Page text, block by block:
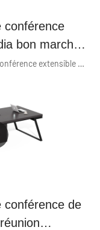
conférence
bon marché
économique
Après la liste de la table de conférence extensible multimédia bon marché Best Choice mdf 8 places, avec ses fonctions différenciées, elle répond non seulement aux besoins réels des clients, mais apporte également une expérience à plus forte valeur ajoutée aux clients, de sorte que les ventes de produits de l'entreprise et la popularité du marché ont explosé. De plus, un service de personnalisation est proposé pour répondre à différentes demandes.
conférence de